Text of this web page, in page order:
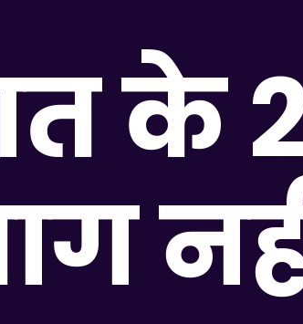
के